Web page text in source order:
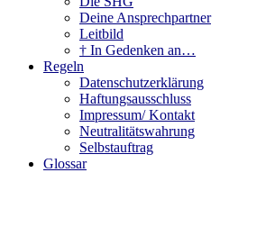
Deine Ansprechpartner
Leitbild
† In Gedenken an…
Regeln
Datenschutzerklärung
Haftungsausschluss
Impressum/ Kontakt
Neutralitätswahrung
Selbstauftrag
Glossar